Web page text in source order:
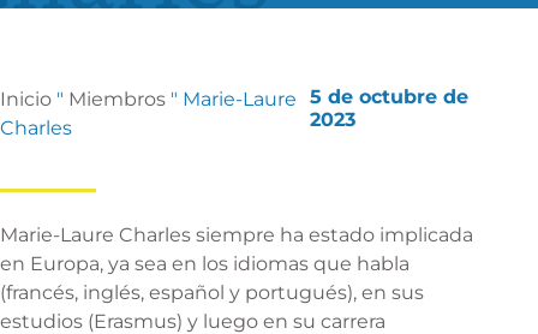
Inicio " Miembros " Marie-Laure
Charles
5 de octubre de
2023
Marie-Laure Charles siempre ha estado implicada
en Europa, ya sea en los idiomas que habla
(francés, inglés, español y portugués), en sus
estudios (Erasmus) y luego en su carrera